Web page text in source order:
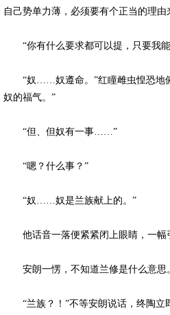
自己势单力薄，必须要有个正当的理由
“你有什么要求都可以提，只要我能
“奴……奴遵命。”红瞳雌虫惶恐地俯
奴的福气。”
“但、但奴有一事……”
“嗯？什么事？”
“奴……奴是兰族献上的。”
他话音一落便紧紧闭上眼睛，一幅
安朗一愣，不知道兰修是什么意思
“兰族？！”不等安朗说话，终陶立